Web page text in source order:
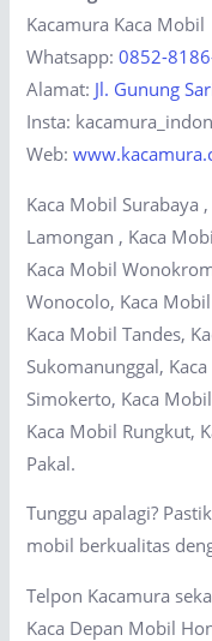
Kacamura Kaca Mobil
Whatsapp:0852-
Alamat: Jl. Gunung
Insta:
Web:
Kaca Mobil Surabaya
Lamongan , Kaca
Kaca Mobil
Wonocolo, Kaca
Kaca Mobil Tandes,
Sukomanunggal,
Simokerto, Kaca
Kaca Mobil Rungkut,
Pakal.
Tunggu apalagi?
mobil berkualitas
Telpon Kacamura
Kaca Depan Mobil